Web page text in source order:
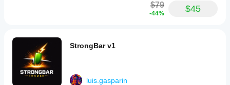
$79
-44% $45
StrongBar v1
luis.gasparin